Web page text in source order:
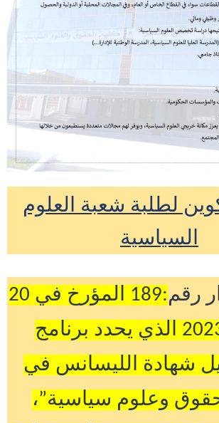
لطلبة شعبة العلوم
السياسية
رقم:89
1
المؤرخ في 20
الذي يحدد برنامج
شهادة الليسانس في
وعلوم سياسية”،